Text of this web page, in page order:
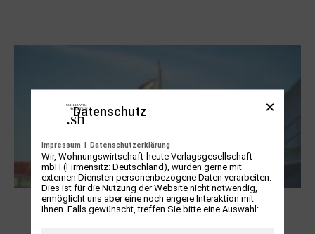
NUKLEUS Kiel
Datenschutz
Impressum Datenschutzerklärung
Wir, Wohnungswirtschaft-heute Verlagsgesellschaft
mbH (Firmensitz: Deutschland), würden gerne mit
externen Diensten personenbezogene Daten verarbeiten.
Dies ist für die Nutzung der Website nicht notwendig,
ermöglicht uns aber eine noch engere Interaktion mit
Ihnen. Falls gewünscht, treffen Sie bitte eine Auswahl: